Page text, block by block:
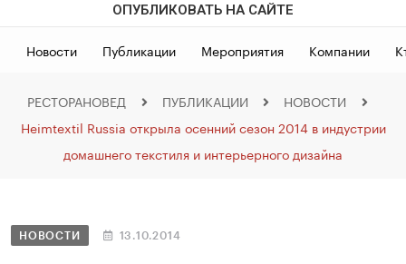
ОПУБЛИКОВАТЬ НА САЙТЕ
Новости Публикации Мероприятия Компании
РЕСТОРАНОВЕД ПУБЛИКАЦИИ
НОВОСТИ
Heimtextil Russia открыла осенний сезон 2014 в индустрии
домашнего текстиля и интерьерного дизайна
НОВОСТИ 13.10.2014